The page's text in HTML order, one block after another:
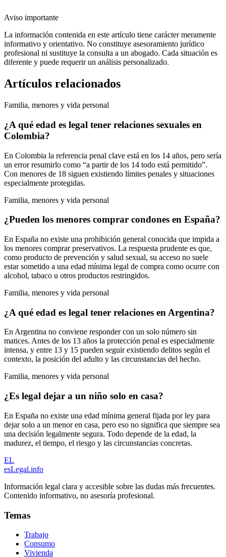
Aviso importante
La información contenida en este artículo tiene carácter meramente
informativo y orientativo. No constituye asesoramiento jurídico
profesional ni sustituye la consulta a un abogado. Cada situación es
diferente y puede requerir un análisis personalizado.
Artículos relacionados
Familia, menores y vida personal
¿A qué edad es legal tener relaciones sexuales en
Colombia?
En Colombia la referencia penal clave está en los 14 años, pero sería
un error resumirlo como “a partir de los 14 todo está permitido”.
Con menores de 18 siguen existiendo límites penales y situaciones
especialmente protegidas.
Familia, menores y vida personal
¿Pueden los menores comprar condones en España?
En España no existe una prohibición general conocida que impida a
los menores comprar preservativos. La respuesta prudente es que,
como producto de prevención y salud sexual, su acceso no suele
estar sometido a una edad mínima legal de compra como ocurre con
alcohol, tabaco u otros productos restringidos.
Familia, menores y vida personal
¿A qué edad es legal tener relaciones en Argentina?
En Argentina no conviene responder con un solo número sin
matices. Antes de los 13 años la protección penal es especialmente
intensa, y entre 13 y 15 pueden seguir existiendo delitos según el
contexto, la posición del adulto y las circunstancias del hecho.
Familia, menores y vida personal
¿Es legal dejar a un niño solo en casa?
En España no existe una edad mínima general fijada por ley para
dejar solo a un menor en casa, pero eso no significa que siempre sea
una decisión legalmente segura. Todo depende de la edad, la
madurez, el tiempo, el riesgo y las circunstancias concretas.
EL
esLegal.info
Información legal clara y accesible sobre las dudas más frecuentes.
Contenido informativo, no asesoría profesional.
Temas
Trabajo
Consumo
Vivienda